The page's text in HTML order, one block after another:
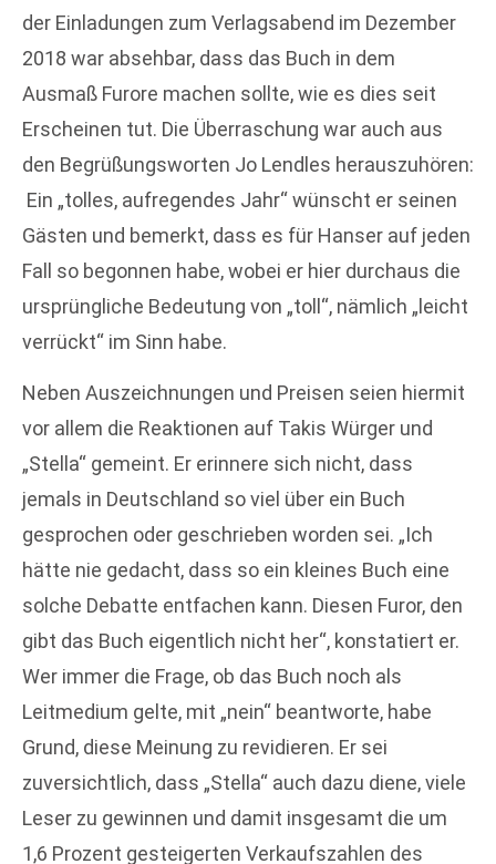
der Einladungen zum Verlagsabend im Dezember
2018 war absehbar, dass das Buch in dem
Ausmaß Furore machen sollte, wie es dies seit
Erscheinen tut. Die Überraschung war auch aus
den Begrüßungsworten Jo Lendles herauszuhören:
Ein „tolles, aufregendes Jahr“ wünscht er seinen
Gästen und bemerkt, dass es für Hanser auf jeden
Fall so begonnen habe, wobei er hier durchaus die
ursprüngliche Bedeutung von „toll“, nämlich „leicht
verrückt“ im Sinn habe.
Neben Auszeichnungen und Preisen seien hiermit
vor allem die Reaktionen auf Takis Würger und
„Stella“ gemeint. Er erinnere sich nicht, dass
jemals in Deutschland so viel über ein Buch
gesprochen oder geschrieben worden sei. „Ich
hätte nie gedacht, dass so ein kleines Buch eine
solche Debatte entfachen kann. Diesen Furor, den
gibt das Buch eigentlich nicht her“, konstatiert er.
Wer immer die Frage, ob das Buch noch als
Leitmedium gelte, mit „nein“ beantworte, habe
Grund, diese Meinung zu revidieren. Er sei
zuversichtlich, dass „Stella“ auch dazu diene, viele
Leser zu gewinnen und damit insgesamt die um
1,6 Prozent gesteigerten Verkaufszahlen des